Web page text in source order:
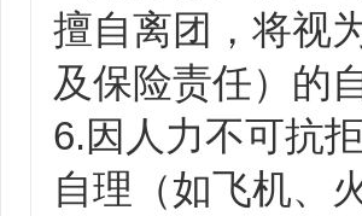
擅自离团，将视
及保险责任）的
6.因人力不可抗
自理（如飞机、